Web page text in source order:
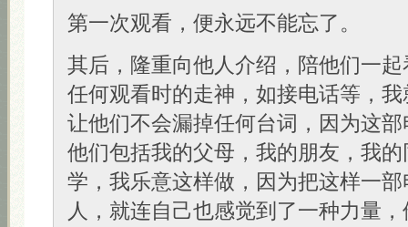
第一次观看，便永远不能忘了。
其后，隆重向他人介绍，陪他们一
任何观看时的走神，如接电话等，
让他们不会漏掉任何台词，因为这
他们包括我的父母，我的朋友，我
学，我乐意这样做，因为把这样一
人，就连自己也感觉到了一种力量